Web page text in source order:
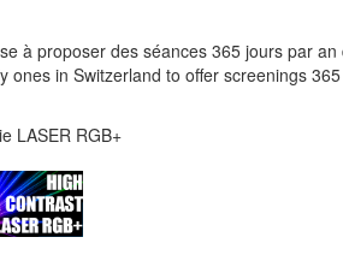
à proposer des séances 365 jours par an
in Switzerland to offer screenings
LASER RGB+